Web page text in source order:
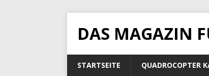
DAS MAGAZIN
STARTSEITE QUADROCOPTER